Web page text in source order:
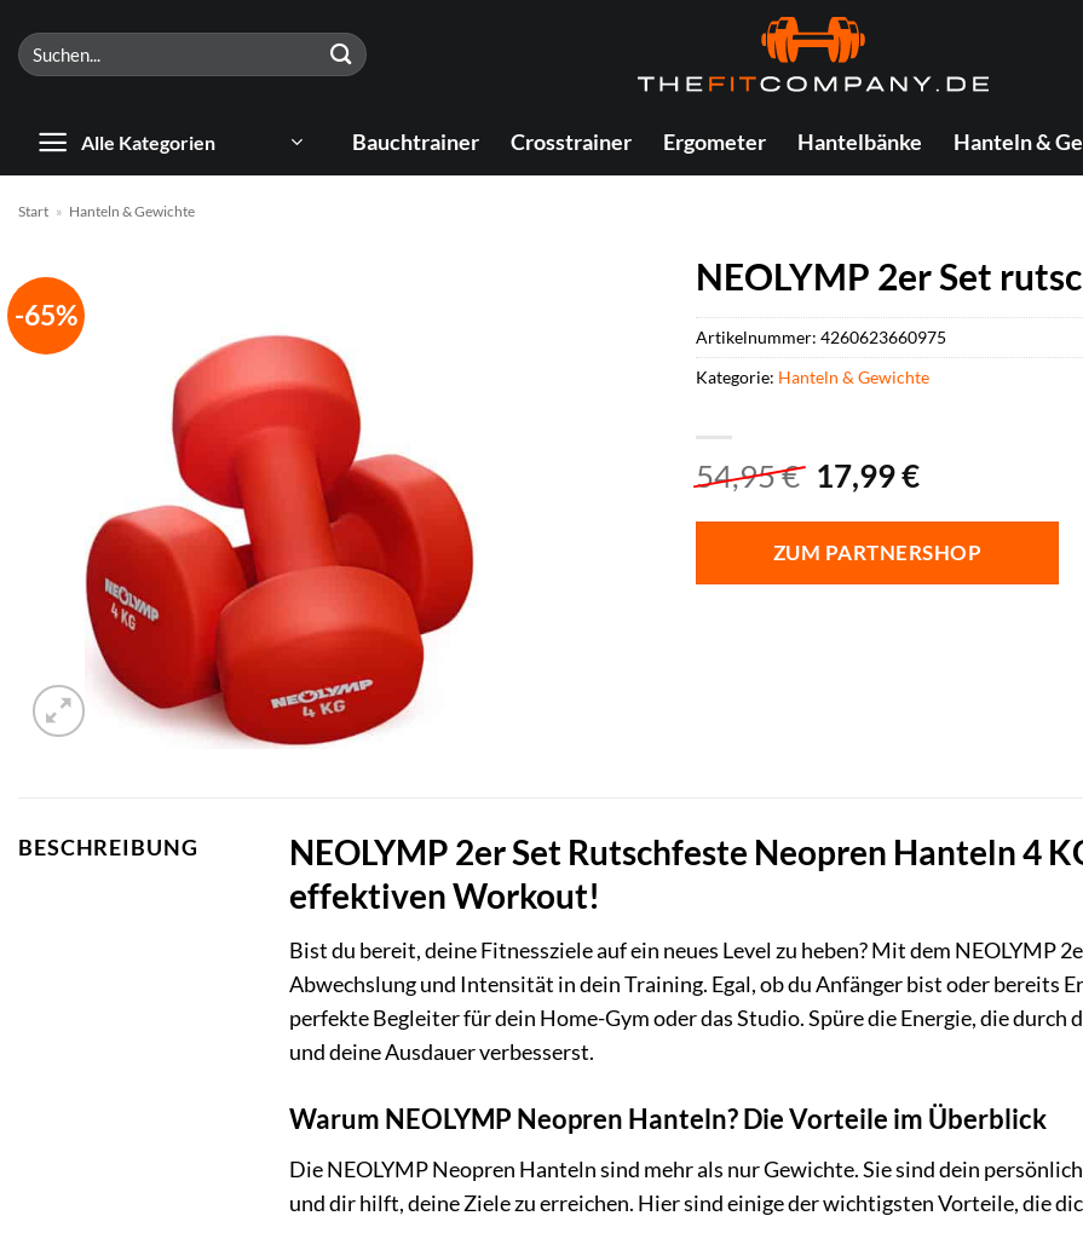
Inhalt
springen
Suchen
nach:
Alle Kategorien Bauchtrainer Crosstrainer Ergometer Hantelbänke Hanteln &
Start » Hanteln & Gewichte
-65%
NEOLYMP 2er Set
54,95€ Ursprünglicher
war:
54,95 €
17,99€Aktueller
ist:
17,99 €.
ZUM PARTNERSHOP
Artikelnummer: 4260623660975
Kategorie: Hanteln & Gewichte
BESCHREIBUNG
NEOLYMP 2er Set Rutschfeste Neopren Hanteln 4
effektiven Workout!
Bist du bereit, deine Fitnessziele auf ein neues Level zu heben? Mit dem NEOLYMP
Abwechslung und Intensität in dein Training. Egal, ob du Anfänger bist oder bereits
perfekte Begleiter für dein Home-Gym oder das Studio. Spüre die Energie, die
und deine Ausdauer verbesserst.
Warum NEOLYMP Neopren Hanteln? Die Vorteile im Überblick
Die NEOLYMP Neopren Hanteln sind mehr als nur Gewichte. Sie sind dein
und dir hilft, deine Ziele zu erreichen. Hier sind einige der wichtigsten Vorteile, die